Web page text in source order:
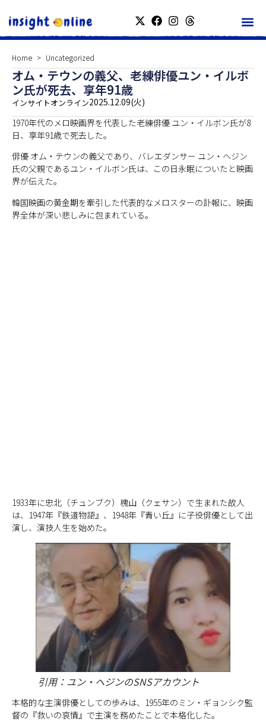
Home Uncategorized
オム・テウンの義父、老練俳優ユン・イルボ
ン氏が死去、享年91歳
インサイトオンライン2025.12.09(火)
1970年代のメロ映画界を代表した老練俳優 ユン・イルボン氏が8
日、享年91歳で死去した。
俳優 オム・テウンの義父であり、バレエダンサー ユン・ヘジン
氏の父親であるユン・イルボン氏は、この日永眠についたと映画
界が伝えた。
韓国映画の黄金期を牽引した代表的なメロスターの訃報に、映画
界全体が深い悲しみに包まれている。
1933年に忠北（チュンブク）槐山（クェサン）で生まれた故人
は、1947年『鉄道物語』、1948年『青い丘』に子役俳優として出
演し、演技人生を始めた。
引用：ユン・ヘジンのSNSアカウント
本格的な主演俳優としての歩みは、1955年のミン・ギョンシク監
督の『救いの哀情』で主演を務めたことで本格化した。